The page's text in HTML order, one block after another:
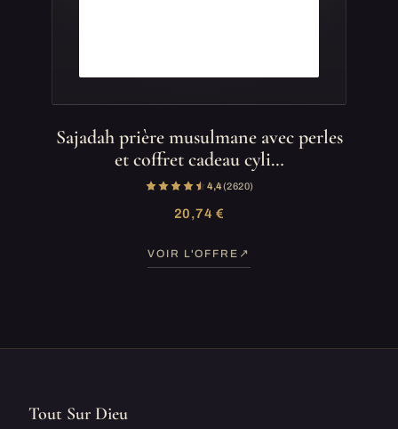
Sajadah prière musulmane avec perles
et coffret cadeau cyli…
4,4(2 620)
20,74 €
VOIR L'OFFRE
Tout Sur Dieu